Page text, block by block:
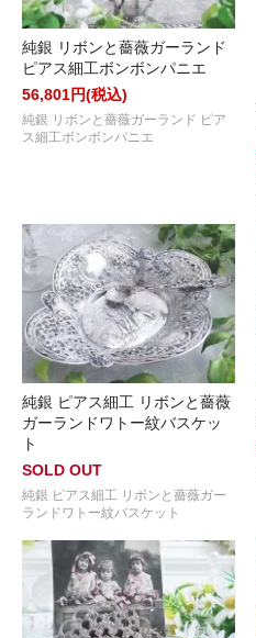
純銀 リボンと薔薇ガーランド
ピアス細工ボンボンパニエ
56,801円(税込)
純銀 リボンと薔薇ガーランド ピア
ス細工ボンボンパニエ
純銀 ピアス細工 リボンと薔薇
ガーランドワトー紋バスケッ
ト
SOLD OUT
純銀 ピアス細工 リボンと薔薇ガー
ランドワトー紋バスケット